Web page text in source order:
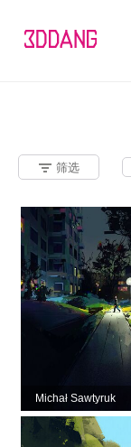
筛选
Michał Sawtyruk